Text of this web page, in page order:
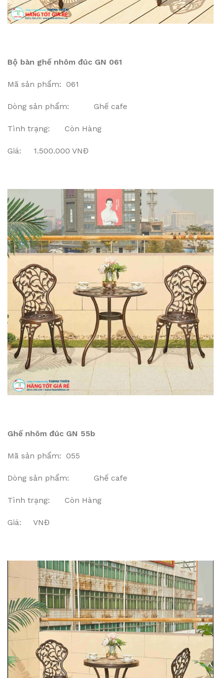
Bộ bàn ghế nhôm đúc GN 061
Mã sản phẩm: 061
Dòng sản phẩm: Ghế cafe
Tình trạng: Còn Hàng
Giá: 1.500.000 VNĐ
Ghế nhôm đúc GN 55b
Mã sản phẩm: 055
Dòng sản phẩm: Ghế cafe
Tình trạng: Còn Hàng
Giá: VNĐ